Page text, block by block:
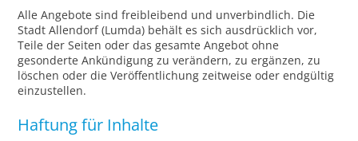
Alle Angebote sind freibleibend und unverbindlich. Die
Stadt Allendorf (Lumda) behält es sich ausdrücklich vor,
Teile der Seiten oder das gesamte Angebot ohne
gesonderte Ankündigung zu verändern, zu ergänzen, zu
löschen oder die Veröffentlichung zeitweise oder endgültig
einzustellen.
Haftung für Inhalte